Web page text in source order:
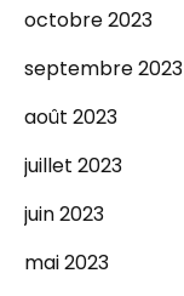
octobre 2023
septembre 2023
août 2023
juillet 2023
juin 2023
mai 2023